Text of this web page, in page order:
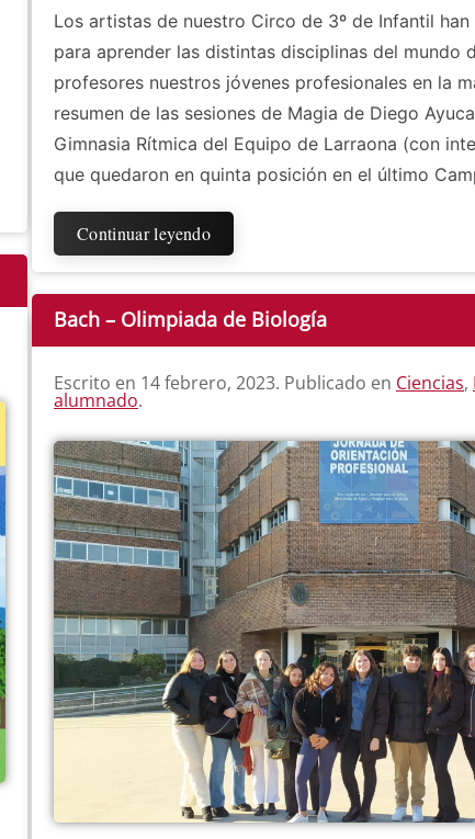
Los artistas de nuestro Circo de 3º de Infantil
para aprender las distintas disciplinas del mundo
profesores nuestros jóvenes profesionales en la
resumen de las sesiones de Magia de Diego
Gimnasia Rítmica del Equipo de Larraona (con
que quedaron en quinta posición en el último
Continuar leyendo
Bach – Olimpiada de Biología
Escrito en 14 febrero, 2023. Publicado en Ciencias,
alumnado.